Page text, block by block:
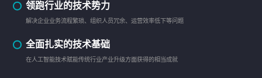
领跑行业的技术势力
解决企业业务流程繁琐、组织人员冗余、运营效率低下等问题
全面扎实的技术基础
在人工智能技术赋能传统行业产业升级方面获得的相当成就